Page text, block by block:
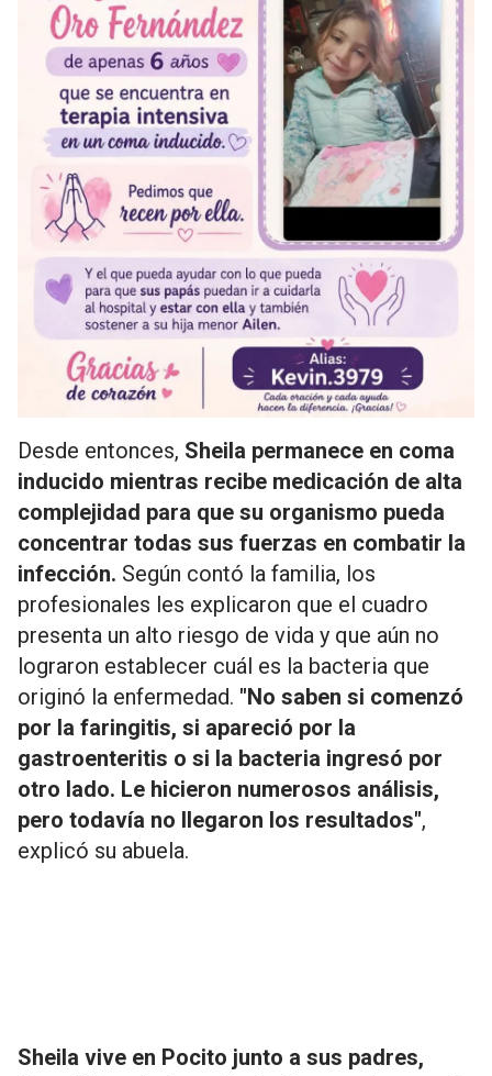
Desde entonces, Sheila permanece en coma
inducido mientras recibe medicación de alta
complejidad para que su organismo pueda
concentrar todas sus fuerzas en combatir la
infección. Según contó la familia, los
profesionales les explicaron que el cuadro
presenta un alto riesgo de vida y que aún no
lograron establecer cuál es la bacteria que
originó la enfermedad. "No saben si comenzó
por la faringitis, si apareció por la
gastroenteritis o si la bacteria ingresó por
otro lado. Le hicieron numerosos análisis,
pero todavía no llegaron los resultados",
explicó su abuela.
Sheila vive en Pocito junto a sus padres,